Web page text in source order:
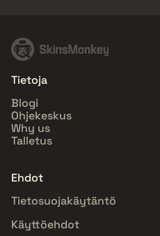
Tietoja
Blogi
Ohjekeskus
Why us
Talletus
Ehdot
Tietosuojakäytäntö
Käyttöehdot